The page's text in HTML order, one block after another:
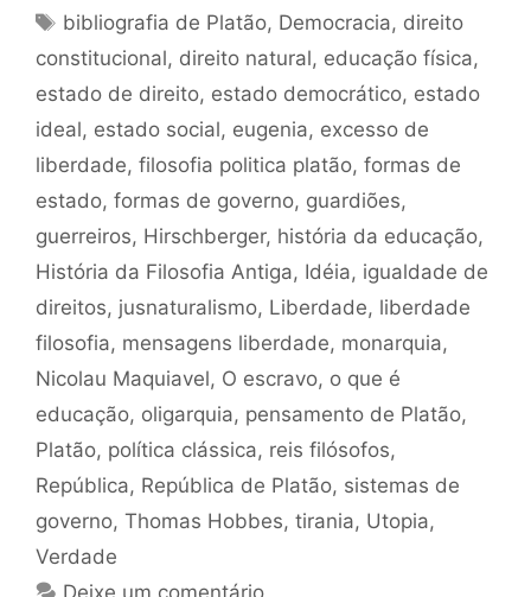
Tags
bibliografia de Platão, Democracia, direito
constitucional, direito natural, educação física,
estado de direito, estado democrático, estado
ideal, estado social, eugenia, excesso de
liberdade, filosofia politica platão, formas de
estado, formas de governo, guardiões,
guerreiros, Hirschberger, história da educação,
História da Filosofia Antiga, Idéia, igualdade de
direitos, jusnaturalismo, Liberdade, liberdade
filosofia, mensagens liberdade, monarquia,
Nicolau Maquiavel, O escravo, o que é
educação, oligarquia, pensamento de Platão,
Platão, política clássica, reis filósofos,
República, República de Platão, sistemas de
governo, Thomas Hobbes, tirania, Utopia,
Verdade
Deixe um comentário